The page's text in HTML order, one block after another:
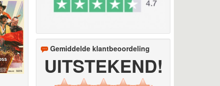
Gemiddelde klantbeoordeling
UITSTEKEND!